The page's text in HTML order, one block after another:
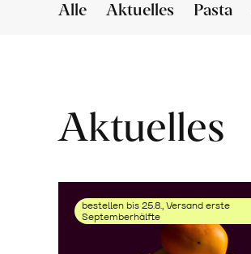
Alle Aktuelles Pasta
Aktuelles
bestellen bis 25.8., Versand erste
Septemberhälfte